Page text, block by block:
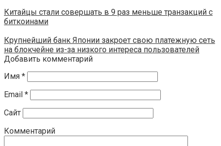
Китайцы стали совершать в 9 раз меньше транзакций с
биткоинами
Крупнейший банк Японии закроет свою платежную сеть
на блокчейне из-за низкого интереса пользователей
Добавить комментарий
Имя *
Email *
Сайт
Комментарий